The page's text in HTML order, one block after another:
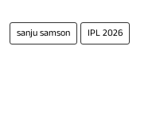
sanju samson IPL 2026